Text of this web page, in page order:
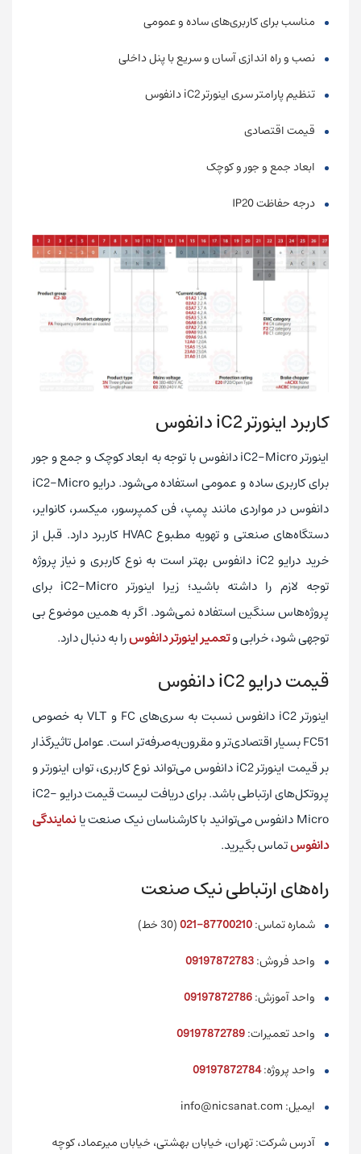
مناسب برای کاربری‌های ساده و عمومی
نصب و راه اندازی آسان و سریع با پنل داخلی
تنظیم پارامتر سری اینورتر iC2 دانفوس
قیمت اقتصادی
ابعاد جمع و جور و کوچک
درجه حفاظت IP20
کاربرد اینورترiC2دانفوس
اینورتر iC2-Micro دانفوس با توجه به ابعاد کوچک و جمع و جور
برای کاربری ساده و عمومی استفاده می‌شود. درایو iC2-Micro
دانفوس در مواردی مانند پمپ، فن کمپرسور، میکسر، کانوایر،
دستگاه‌های صنعتی و تهویه مطبوع HVAC کاربرد دارد. قبل از
خرید درایو iC2 دانفوس بهتر است به نوع کاربری و نیاز پروژه
توجه لازم را داشته باشید؛ زیرا اینورتر iC2-Micro برای
پروژه‌هاس سنگین استفاده نمی‌شود. اگر به همین موضوع بی
توجهی شود، خرابی وتعمیر اینورتر دانفوسرا به دنبال دارد.
قیمت درایوiC2دانفوس
اینورتر iC2 دانفوس نسبت به سری‌های FC و VLT به خصوص
FC51 بسیار اقتصادی‌تر و مقرون‌به‌صرفه‌تر است. عوامل تاثیرگذار
بر قیمت اینورتر iC2 دانفوس می‌تواند نوع کاربری، توان اینورتر و
پروتکل‌های ارتباطی باشد. برای دریافت لیست قیمت درایو iC2-
Micro دانفوس می‌توانید با کارشناسان نیک صنعت یا
نمایندگی
دانفوستماس بگیرید.
راه‌های ارتباطی نیک صنعت
شماره تماس:87700210-021
(30 خط)
واحد فروش:09197872783
واحد آموزش:09197872786
واحد تعمیرات:09197872789
واحد پروژه:09197872784
ایمیل: info@nicsanat.com
آدرس شرکت: تهران، خیابان بهشتی، خیابان میرعماد، کوچه